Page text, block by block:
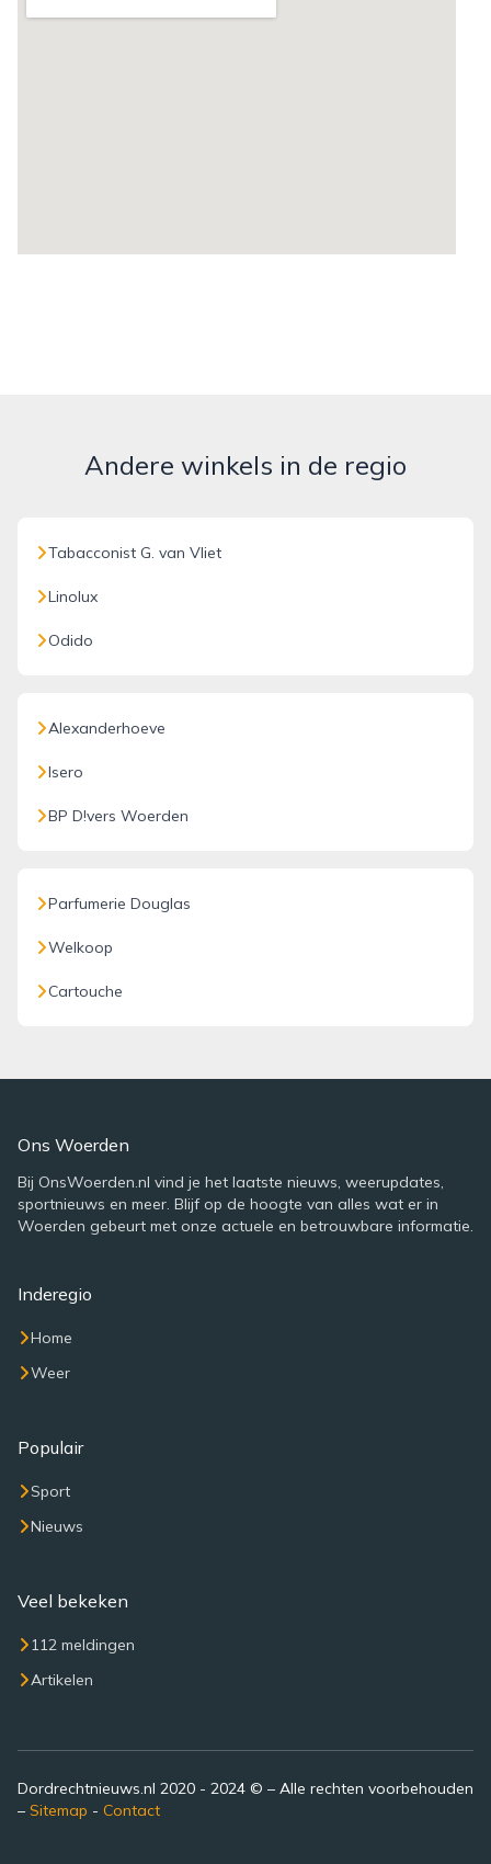
Andere winkels in de regio
Tabacconist G. van Vliet
Linolux
Odido
Alexanderhoeve
Isero
BP D!vers Woerden
Parfumerie Douglas
Welkoop
Cartouche
Ons Woerden
Bij OnsWoerden.nl vind je het laatste nieuws, weerupdates,
sportnieuws en meer. Blijf op de hoogte van alles wat er in
Woerden gebeurt met onze actuele en betrouwbare informatie.
Inderegio
Home
Weer
Populair
Sport
Nieuws
Veel bekeken
112 meldingen
Artikelen
Dordrechtnieuws.nl 2020 - 2024 © – Alle rechten voorbehouden
– Sitemap - Contact